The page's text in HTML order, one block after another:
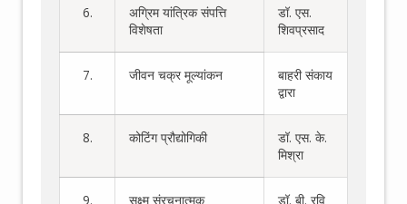
6.
अग्रिम यांत्रिक संपत्ति
विशेषता
डॉ. एस.
शिवप्रसाद
7. जीवन चक्र मूल्यांकन
बाहरी संकाय
द्वारा
8. कोटिंग प्रौद्योगिकी
डॉ. एस. के.
मिश्रा
9.
सूक्ष्म संरचनात्मक
डॉ. बी. रवि